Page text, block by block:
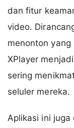
dan fitur
video.
menonton
XPlayer
sering
seluler mereka.
Aplikasi ini juga